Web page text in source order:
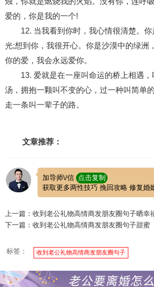
爱的，你是我的一个!
12. 当我看到你时，我心情很清楚。你
光;想到你，我很开心。你是沙漠中的绿洲
你的爱，我会永远爱你。
13. 爱就是在一座叫命运的桥上相遇，
汤，拥抱一颗叫不变的心，过一种叫简单
走一条叫一辈子的路。
文章推荐：
加导师\/信
点击复制
获取更多两性技巧 挽回攻略 修复婚
上一篇：收到老公礼物高情商发朋友圈句子晒幸
下一篇：收到老公礼物高情商发朋友圈句子甜蜜
标签： 收到老公礼物高情商发朋友圈句子